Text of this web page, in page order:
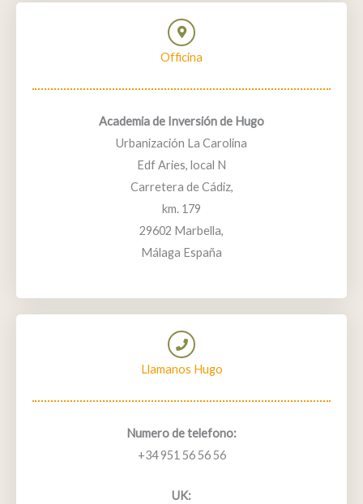
Officina
Academia de Inversión de Hugo
Urbanización La Carolina
Edf Aries, local N
Carretera de Cádiz,
km. 179
29602 Marbella,
Málaga España
Llamanos Hugo
Numero de telefono:
+34 951 56 56 56
UK: